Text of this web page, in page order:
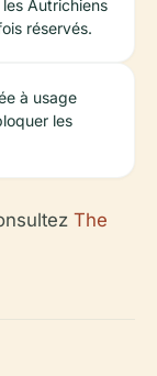
Autrichiens
réservés.
à usage
les
The